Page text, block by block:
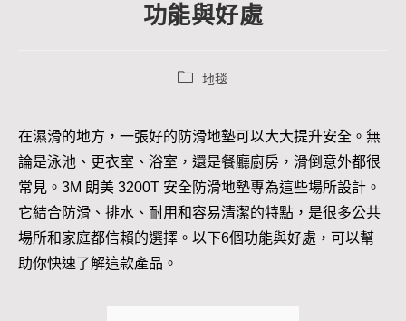
功能與好處
地毯
在濕滑的地方，一張好的防滑地墊可以大大提升安全。無
論是泳池、更衣室、浴室，還是餐廳廚房，滑倒意外都很
常見。3M 朗美 3200T 安全防滑地墊專為這些場所設計。
它結合防滑、排水、耐用和容易清潔的特點，是很多公共
場所和家庭都信賴的選擇。以下6個功能與好處，可以幫
助你快速了解這款產品。